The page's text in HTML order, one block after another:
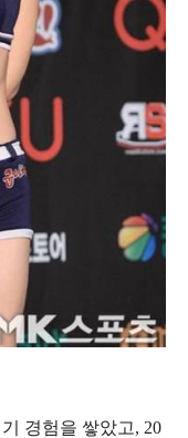
경험을 쌓았고, 20